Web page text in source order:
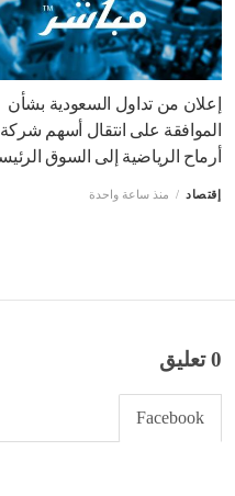
إعلان من تداول السعودية بشأن
الموافقة على انتقال أسهم شركة
أرماح الرياضية إلى السوق
إقتصاد منذ ساعة واحدة
0 تعليق
Facebook